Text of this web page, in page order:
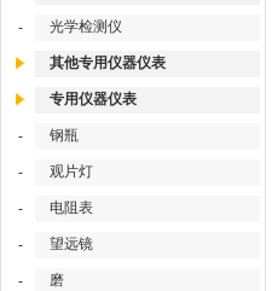
- 光学检测仪
其他专用仪器仪表
专用仪器仪表
- 钢瓶
- 观片灯
- 电阻表
- 望远镜
- 磨